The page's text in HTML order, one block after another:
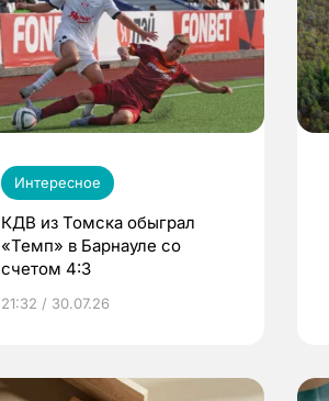
Интересное
КДВ из Томска обыграл
«Темп» в Барнауле со
счетом 4:3
21:32 / 30.07.26